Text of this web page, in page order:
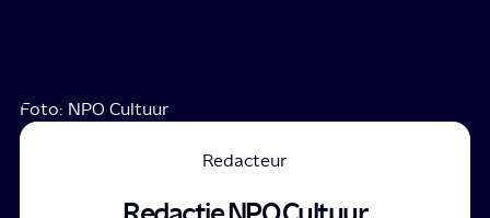
Foto: NPO Cultuur
Redacteur